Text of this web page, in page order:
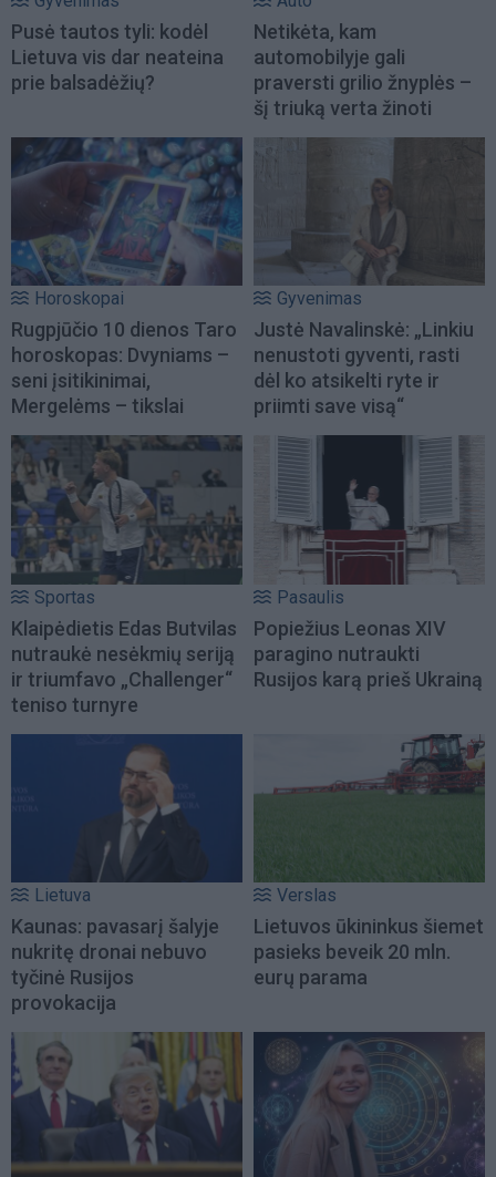
Pusė tautos tyli: kodėl
Lietuva vis dar neateina
prie balsadėžių?
Netikėta, kam
automobilyje gali
praversti grilio žnyplės –
šį triuką verta žinoti
Horoskopai
Rugpjūčio 10 dienos Taro
horoskopas: Dvyniams –
seni įsitikinimai,
Mergelėms – tikslai
Gyvenimas
Justė Navalinskė: „Linkiu
nenustoti gyventi, rasti
dėl ko atsikelti ryte ir
priimti save visą“
Sportas
Klaipėdietis Edas Butvilas
nutraukė nesėkmių seriją
ir triumfavo „Challenger“
teniso turnyre
Pasaulis
Popiežius Leonas XIV
paragino nutraukti
Rusijos karą prieš Ukrainą
Lietuva
Kaunas: pavasarį šalyje
nukritę dronai nebuvo
tyčinė Rusijos
provokacija
Verslas
Lietuvos ūkininkus šiemet
pasieks beveik 20 mln.
eurų parama